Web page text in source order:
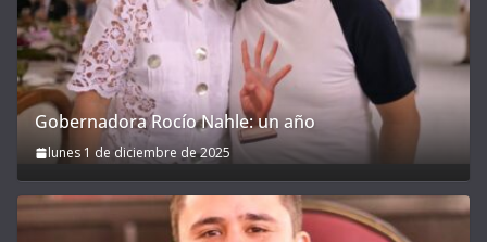
Gobernadora Rocío Nahle: un año
lunes 1 de diciembre de 2025